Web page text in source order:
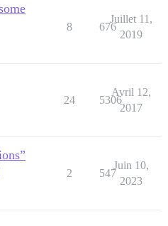
8 676
Juillet 11,
2019
24 5306
Avril 12,
2017
2 547
Juin 10,
2023